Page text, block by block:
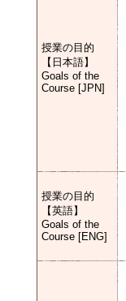
授業の目的
【日本語】
Goals of the
Course [JPN]
授業の目的
【英語】
Goals of the
Course [ENG]